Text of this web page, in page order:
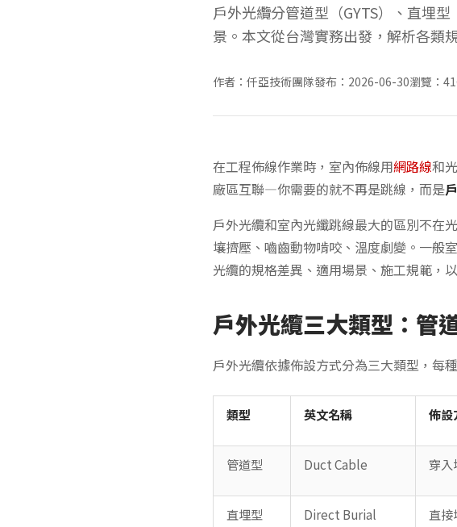
戶外光纜分管道型（GYTS）、直埋
景。本文從台灣實務出發，解析各類
作者：仟亞技術團隊發布：2026-06-30瀏覽：
在工程佈線作業時，室內佈線用網路線和
廠區互聯—你需要的就不再是跳線，而是
戶外光纜和室內光纖跳線最大的區別不在
壤擠壓、嚙齒動物啃咬、溫度劇變。一般
光纜的規格差異、適用場景、施工規範，
戶外光纜三大類型：管
戶外光纜依據佈設方式分為三大類型，每
類型 英文名稱 佈設
管道型 Duct Cable 穿入
直埋型 Direct Burial 直接